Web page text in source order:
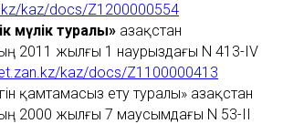
kaz/docs/Z1200000554
мүлік туралы» Қазақстан
2011 жылғы 1 наурыздағы N 413-IV
kaz/docs/Z1100000413
қамтамасыз ету туралы» Қазақстан
2000 жылғы 7 маусымдағы N 53-II